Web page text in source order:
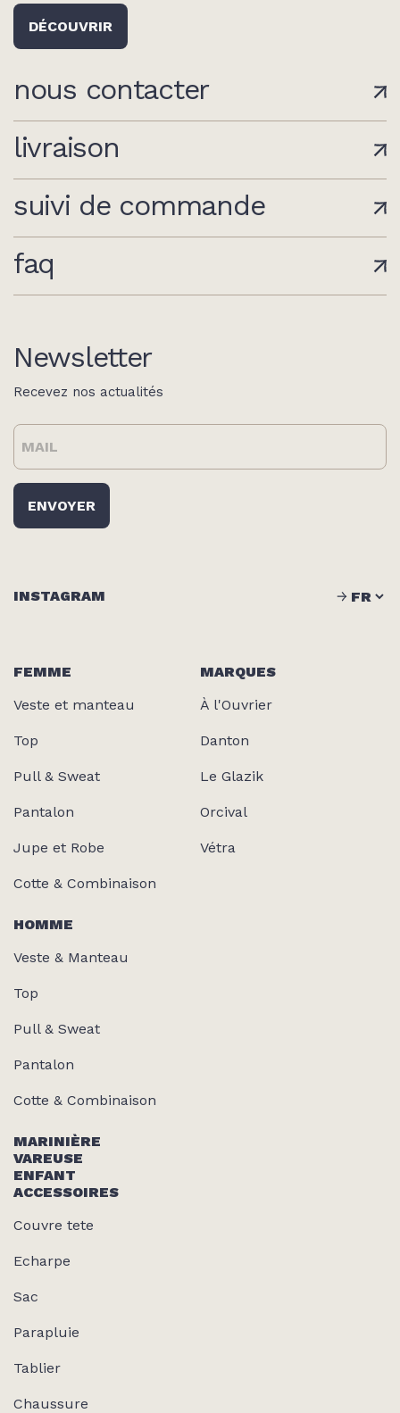
DÉCOUVRIR
nous contacter
livraison
suivi de commande
faq
Newsletter
Recevez nos actualités
FEMME
Veste et manteau
Top
Pull & Sweat
Pantalon
Jupe et Robe
Cotte & Combinaison
HOMME
Veste & Manteau
Top
Pull & Sweat
Pantalon
Cotte & Combinaison
MARINIÈRE
VAREUSE
ENFANT
ACCESSOIRES
Couvre tete
Echarpe
Sac
Parapluie
Tablier
Chaussure
MARQUES
À l'Ouvrier
Danton
Le Glazik
Orcival
Vétra
INSTAGRAM